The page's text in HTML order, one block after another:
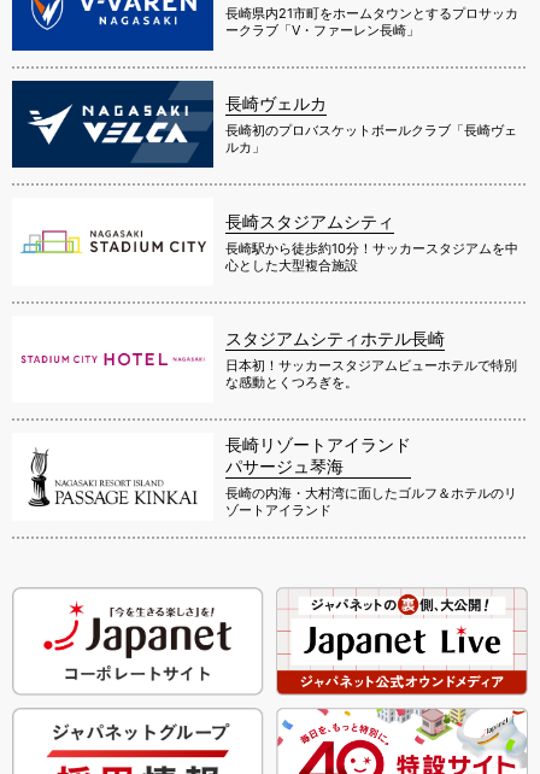
長崎県内21市町をホームタウンとするプロサッカ
ークラブ「V・ファーレン長崎」
長崎ヴェルカ
長崎初のプロバスケットボールクラブ「長崎ヴェ
ルカ」
長崎スタジアムシティ
長崎駅から徒歩約10分！サッカースタジアムを中
心とした大型複合施設
スタジアムシティホテル長崎
日本初！サッカースタジアムビューホテルで特別
な感動とくつろぎを。
長崎リゾートアイランド
パサージュ琴海
長崎の内海・大村湾に面したゴルフ＆ホテルのリ
ゾートアイランド